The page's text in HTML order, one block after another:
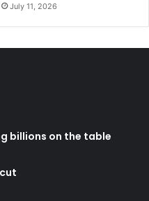
July 11, 2026
billions on the table